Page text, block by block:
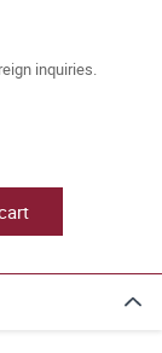
inquiries.